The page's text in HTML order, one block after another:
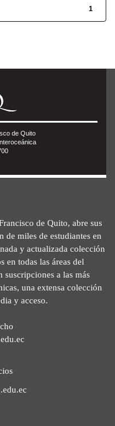
1
de Quito
de Quito, abre sus
de miles de estudiantes en
y actualizada colección
en todas las áreas del
suscripciones a las más
una extensa colección
y acceso.